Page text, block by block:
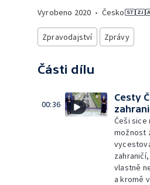
Vyrobeno 2020 • Česko
Zpravodajství Zprávy
Části dílu
00:36
Cesty
Češi sice
možnost
vlastně
a kromě